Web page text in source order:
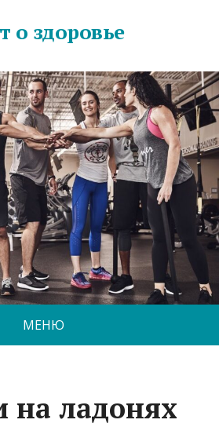
о здоровье
МЕНЮ
на ладонях